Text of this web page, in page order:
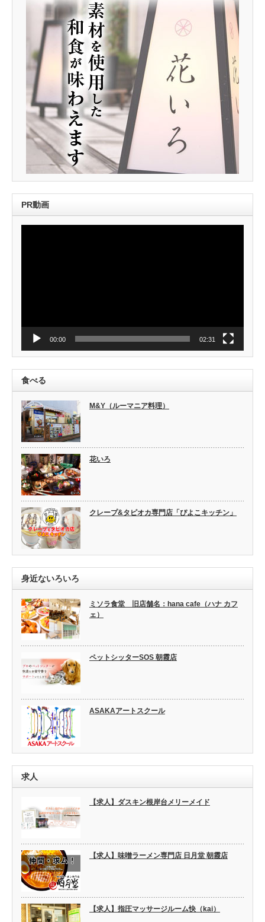
PR動画
00:00 02:31
食べる
M&Y（ルーマニア料理）
花いろ
クレープ&タピオカ専門店「ぴよこキッチン」
身近ないろいろ
ミソラ食堂 旧店舗名：hana cafe（ハナ カフ
ェ）
ペットシッターSOS 朝霞店
ASAKAアートスクール
求人
【求人】ダスキン根岸台メリーメイド
【求人】味噌ラーメン専門店 日月堂 朝霞店
【求人】指圧マッサージルーム快（kai）